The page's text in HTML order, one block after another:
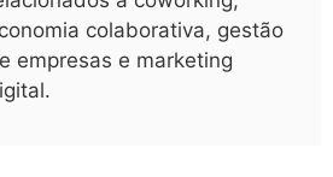
colaborativa, gestão
empresas e marketing